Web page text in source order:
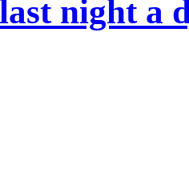
night a